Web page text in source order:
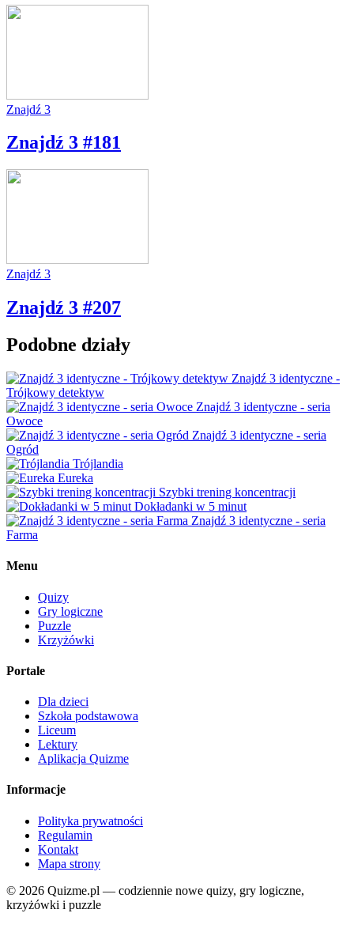
Znajdź 3
Znajdź 3 #181
Znajdź 3
Znajdź 3 #207
Podobne działy
Znajdź 3 identyczne -
Trójkowy detektyw
Znajdź 3 identyczne - seria
Owoce
Znajdź 3 identyczne - seria
Ogród
Trójlandia
Eureka
Szybki trening koncentracji
Dokładanki w 5 minut
Znajdź 3 identyczne - seria
Farma
Menu
Quizy
Gry logiczne
Puzzle
Krzyżówki
Portale
Dla dzieci
Szkoła podstawowa
Liceum
Lektury
Aplikacja Quizme
Informacje
Polityka prywatności
Regulamin
Kontakt
Mapa strony
© 2026 Quizme.pl — codziennie nowe quizy, gry logiczne,
krzyżówki i puzzle